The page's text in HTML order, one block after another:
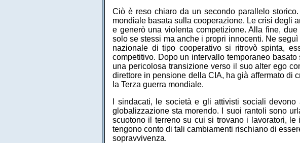
Ciò è reso chiaro da un secondo parallelo
mondiale basata sulla cooperazione. Le crisi degli
e generò una violenta competizione. Alla fine,
solo se stessi ma anche i propri innocenti. Ne
nazionale di tipo cooperativo si ritrovò spinta,
competitivo. Dopo un intervallo temporaneo
una pericolosa transizione verso il suo alter ego
direttore in pensione della CIA, ha già affermato di
la Terza guerra mondiale.
I sindacati, le società e gli attivisti sociali
globalizzazione sta morendo. I suoi rantoli sono
scuotono il terreno su cui si trovano i lavoratori,
tengono conto di tali cambiamenti rischiano di
sopravvivenza.